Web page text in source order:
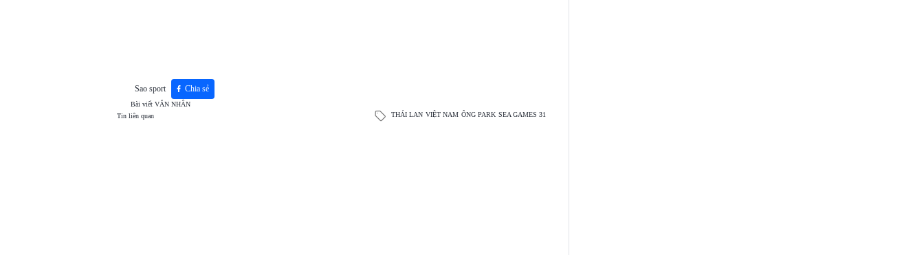
Sao sport Chia sẻ
Bài viết VĂN NHÂN
Tin liên quan
THÁI LAN VIỆT NAM ÔNG PARK SEA GAMES 31